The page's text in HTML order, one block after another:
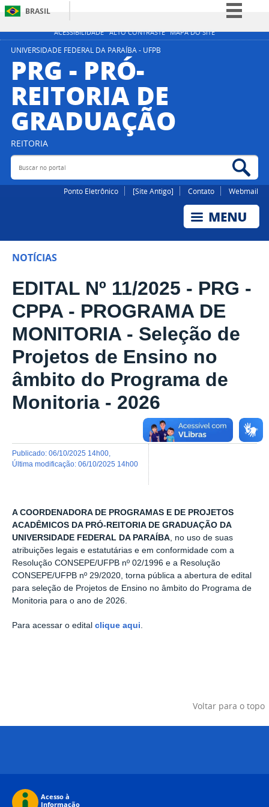
ACESSIBILIDADE ALTO CONTRASTE MAPA DO SITE
BRASIL
Simplifique!
Acesso à informação
UNIVERSIDADE FEDERAL DA PARAÍBA - UFPB
PRG - PRÓ-
REITORIA DE
GRADUAÇÃO
REITORIA
Buscar no portal
Ponto Eletrônico [Site Antigo] Contato Webmail
NOTÍCIAS
EDITAL Nº 11/2025 - PRG -
CPPA - PROGRAMA DE
MONITORIA - Seleção de
Projetos de Ensino no
âmbito do Programa de
Monitoria - 2026
publicado: 06/10/2025 14h00
última modificação: 06/10/2025 14h00
A COORDENADORA DE PROGRAMAS E DE PROJETOS
ACADÊMICOS DA PRÓ-REITORIA DE GRADUAÇÃO DA
UNIVERSIDADE FEDERAL DA PARAÍBA , no uso de suas
atribuições legais e estatutárias e em conformidade com a
Resolução CONSEPE/UFPB nº 02/1996 e a Resolução
CONSEPE/UFPB nº 29/2020, torna pública a abertura de edital
para seleção de Projetos de Ensino no âmbito do Programa de
Monitoria para o ano de 2026.
Para acessar o edital clique aqui.
Voltar para o topo